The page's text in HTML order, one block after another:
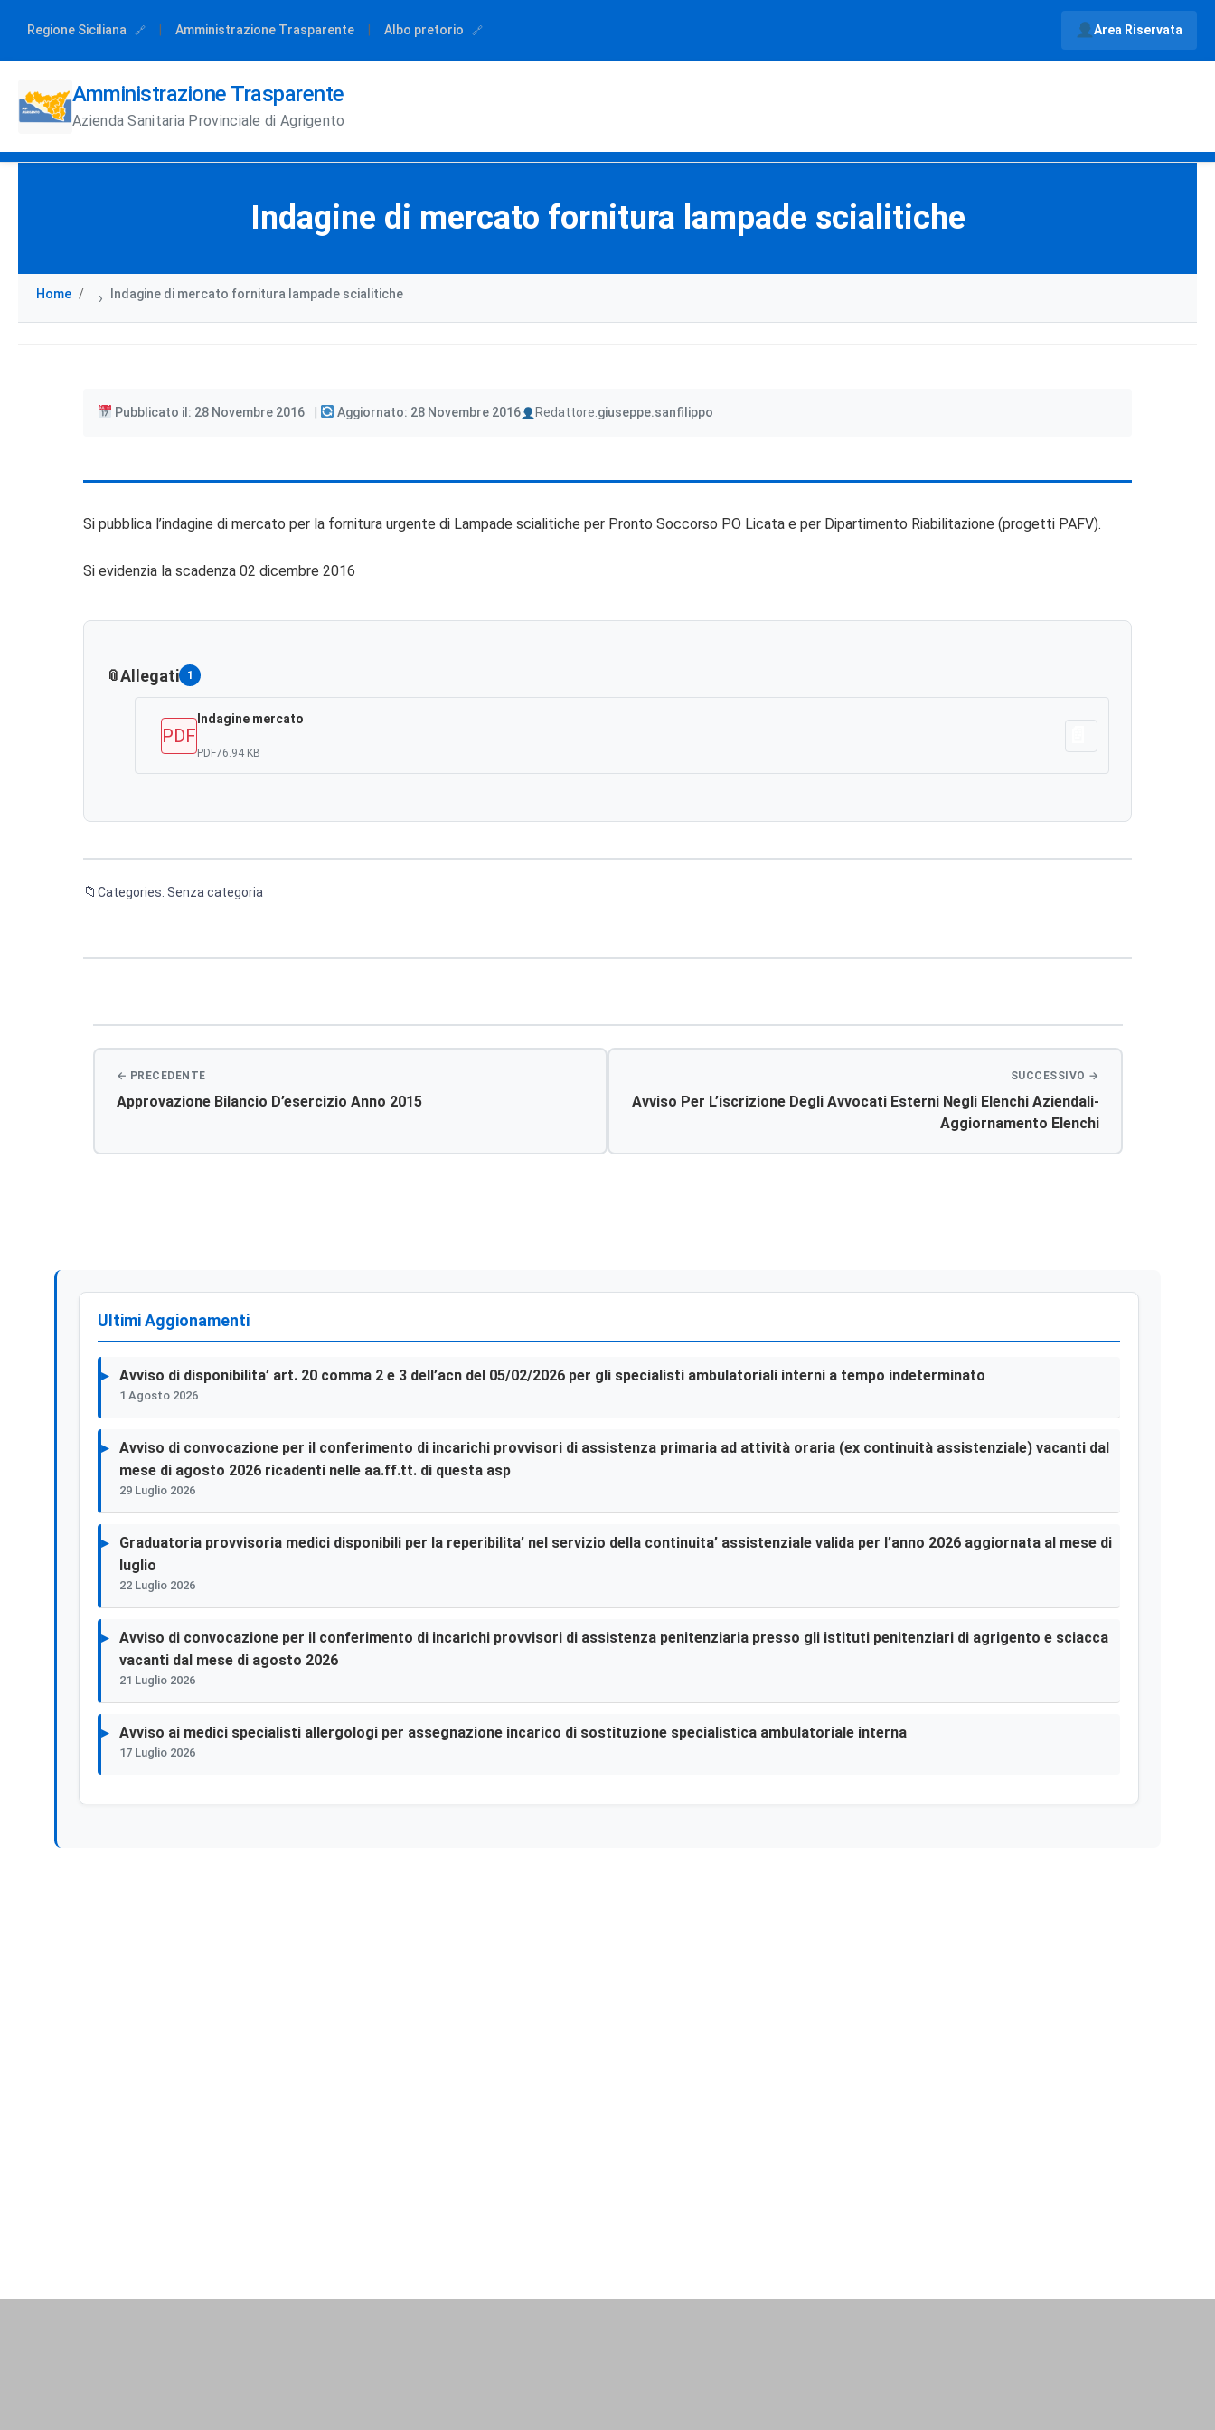
Regione Siciliana Amministrazione Trasparente Albo pretorio Area Riservata
Amministrazione Trasparente
Azienda Sanitaria Provinciale di Agrigento
Indagine di mercato fornitura lampade scialitiche
Home › Indagine di mercato fornitura lampade scialitiche
Pubblicato il: 28 Novembre 2016 Aggiornato: 28 Novembre 2016 Redattore:
Author giuseppe.sanfilippo
Si pubblica l’indagine di mercato per la fornitura urgente di Lampade scialitiche per Pronto Soccorso PO Licata e per Dipartimento Riabilitazione (progetti PAFV).
Si evidenzia la scadenza 02 dicembre 2016
Allegati 1
PDF
Indagine mercato
PDF76.94 KB Scarica
Categories: Senza categoria
articoli
Approvazione Bilancio D’esercizio Anno 2015
Avviso Per L’iscrizione Degli Avvocati Esterni Negli Elenchi Aziendali-
Aggiornamento Elenchi
Ultimi Aggionamenti
Avviso di disponibilita’ art. 20 comma 2 e 3 dell’acn del 05/02/2026 per gli specialisti ambulatoriali interni a tempo indeterminato
1 Agosto 2026
Avviso di convocazione per il conferimento di incarichi provvisori di assistenza primaria ad attività oraria (ex continuità assistenziale) vacanti dal
mese di agosto 2026 ricadenti nelle aa.ff.tt. di questa asp
29 Luglio 2026
Graduatoria provvisoria medici disponibili per la reperibilita’ nel servizio della continuita’ assistenziale valida per l’anno 2026 aggiornata al mese di
luglio
22 Luglio 2026
Avviso di convocazione per il conferimento di incarichi provvisori di assistenza penitenziaria presso gli istituti penitenziari di agrigento e sciacca
vacanti dal mese di agosto 2026
21 Luglio 2026
Avviso ai medici specialisti allergologi per assegnazione incarico di sostituzione specialistica ambulatoriale interna
17 Luglio 2026